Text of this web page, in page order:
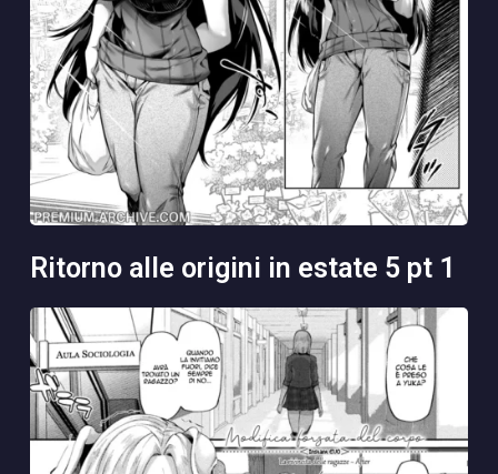
ritorno alle origini in estate 5 pt 1